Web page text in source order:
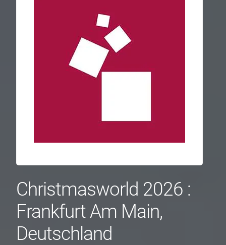
Christmasworld 2026 :
Frankfurt Am Main,
Deutschland